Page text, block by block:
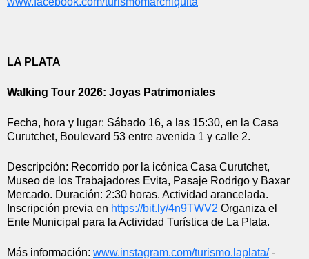
LA PLATA
Walking Tour 2026: Joyas Patrimoniales
Fecha, hora y lugar: Sábado 16, a las 15:30, en la Casa
Curutchet, Boulevard 53 entre avenida 1 y calle 2.
Descripción: Recorrido por la icónica Casa Curutchet,
Museo de los Trabajadores Evita, Pasaje Rodrigo y Baxar
Mercado. Duración: 2:30 horas. Actividad arancelada.
Inscripción previa en https://bit.ly/4n9TWV2 Organiza el
Ente Municipal para la Actividad Turística de La Plata.
Más información: www.instagram.com/turismo. laplata/